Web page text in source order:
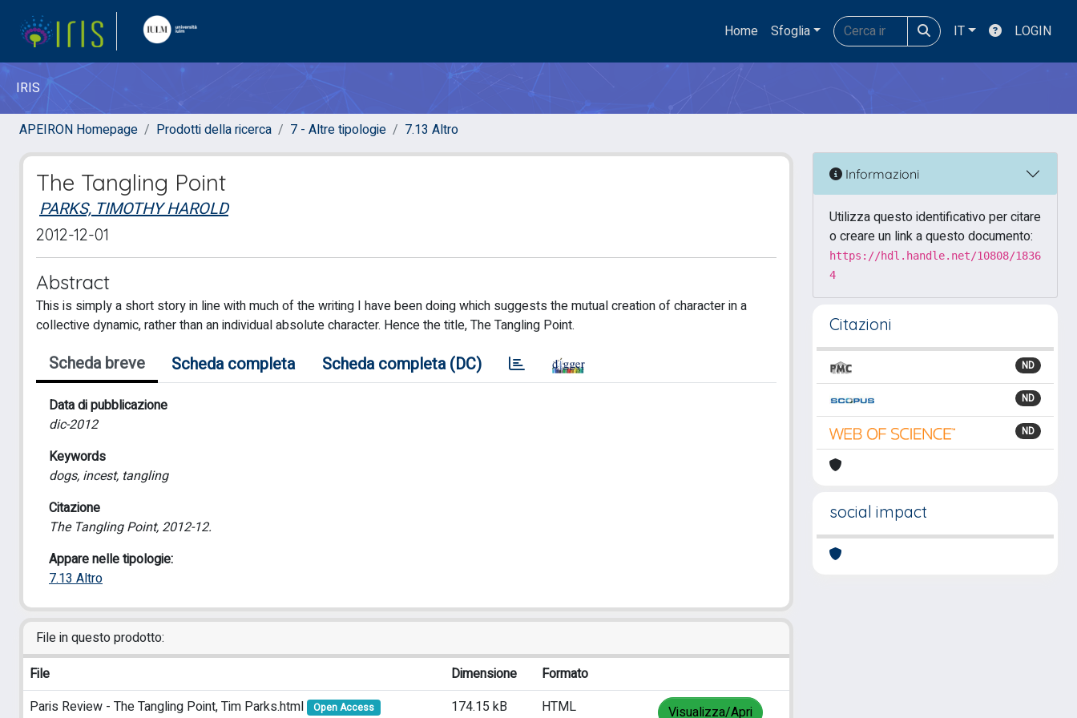
Home Sfoglia IT LOGIN
IRIS
APEIRON Homepage Prodotti della ricerca 7 - Altre tipologie 7.13 Altro
The Tangling Point
PARKS, TIMOTHY HAROLD
2012-12-01
Abstract
This is simply a short story in line with much of the writing I have been doing which suggests the mutual creation of character in a
collective dynamic, rather than an individual absolute character. Hence the title, The Tangling Point.
Scheda breve Scheda completa Scheda completa (DC)
Data di pubblicazione
dic-2012
Keywords
dogs, incest, tangling
Citazione
The Tangling Point, 2012-12.
Appare nelle tipologie:
7.13 Altro
File in questo prodotto:
File
Dimensione
Formato
Paris Review - The Tangling Point, Tim Parks.html
Open Access 174.15 kB HTML Visualizza/Apri
Informazioni
Utilizza questo identificativo per citare
o creare un link a questo documento:
https://hdl.handle.net/10808/1836
4
Citazioni
ND
ND
ND
social impact